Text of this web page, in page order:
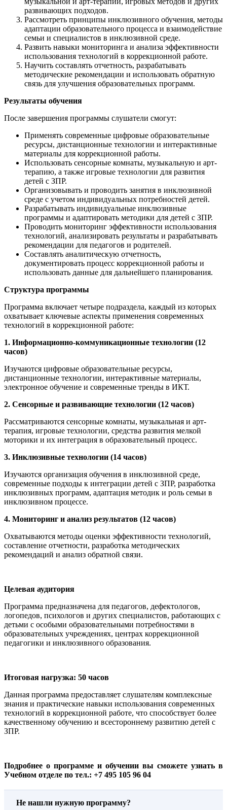
развивающих подходов.
Рассмотреть принципы инклюзивного обучения, методы
адаптации образовательного процесса и взаимодействие
семьи и специалистов в инклюзивной среде.
Развить навыки мониторинга и анализа эффективности
использования технологий в коррекционной работе.
Научить составлять отчетность, разрабатывать
методические рекомендации и использовать обратную
связь для улучшения образовательных программ.
Результаты обучения
После завершения программы слушатели смогут:
Применять современные цифровые образовательные
ресурсы, дистанционные технологии и интерактивные
материалы для коррекционной работы.
Использовать сенсорные комнаты, музыкальную и арт-
терапию, а также игровые технологии для развития
детей с ЗПР.
Организовывать и проводить занятия в инклюзивной
среде с учетом индивидуальных потребностей детей.
Разрабатывать индивидуальные инклюзивные
программы и адаптировать методики для детей с ЗПР.
Проводить мониторинг эффективности использования
технологий, анализировать результаты и разрабатывать
рекомендации для педагогов и родителей.
Составлять аналитическую отчетность,
документировать процесс коррекционной работы и
использовать данные для дальнейшего планирования.
Структура программы
Программа включает четыре подраздела, каждый из которых
охватывает ключевые аспекты применения современных
технологий в коррекционной работе:
1. Информационно-коммуникационные технологии (12
часов)
Изучаются цифровые образовательные ресурсы,
дистанционные технологии, интерактивные материалы,
электронное обучение и современные тренды в ИКТ.
2. Сенсорные и развивающие технологии (12 часов)
Рассматриваются сенсорные комнаты, музыкальная и арт-
терапия, игровые технологии, средства развития мелкой
моторики и их интеграция в образовательный процесс.
3. Инклюзивные технологии (14 часов)
Изучаются организация обучения в инклюзивной среде,
современные подходы к интеграции детей с ЗПР, разработка
инклюзивных программ, адаптация методик и роль семьи в
инклюзивном процессе.
4. Мониторинг и анализ результатов (12 часов)
Охватываются методы оценки эффективности технологий,
составление отчетности, разработка методических
рекомендаций и анализ обратной связи.
Целевая аудитория
Программа предназначена для педагогов, дефектологов,
логопедов, психологов и других специалистов, работающих с
детьми с особыми образовательными потребностями в
образовательных учреждениях, центрах коррекционной
педагогики и инклюзивного образования.
Итоговая нагрузка: 50 часов
Данная программа предоставляет слушателям комплексные
знания и практические навыки использования современных
технологий в коррекционной работе, что способствует более
качественному обучению и всестороннему развитию детей с
ЗПР.
Подробнее о программе и обучении вы сможете узнать в
Учебном отделе по тел.: +7 495 105 96 04
Не нашли нужную программу?